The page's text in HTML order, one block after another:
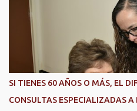
reunió a autoridades,
representantes de instituciones
conocimientos y conocer las
materia. La titular del C5i,
reconocimiento es resultado de la
infraestructura tecnológica de
innovadores de coordinación
Aguascalientes, posicionándose
SI TIENES 60 AÑOS O MÁS, EL
CONSULTAS ESPECIALIZADAS